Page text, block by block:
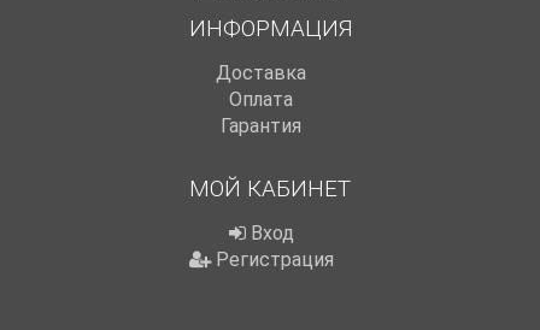
ИНФОРМАЦИЯ
Доставка
Оплата
Гарантия
МОЙ КАБИНЕТ
Вход
Регистрация